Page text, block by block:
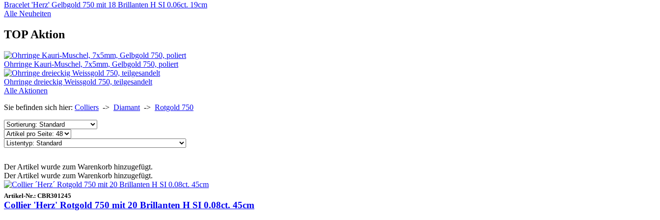
Bracelet 'Herz' Gelbgold 750 mit 18 Brillanten H SI 0.06ct. 19cm
Alle Neuheiten
TOP Aktion
Ohrringe Kauri-Muschel, 7x5mm, Gelbgold 750, poliert
Ohrringe dreieckig Weissgold 750, teilgesandelt
Alle Aktionen
Sie befinden sich hier: Colliers -> Diamant -> Rotgold 750
Der Artikel wurde zum Warenkorb hinzugefügt.
Der Artikel wurde zum Warenkorb hinzugefügt.
Artikel-Nr.: CBR301245
Collier 'Herz' Rotgold 750 mit 20 Brillanten H SI 0.08ct. 45cm